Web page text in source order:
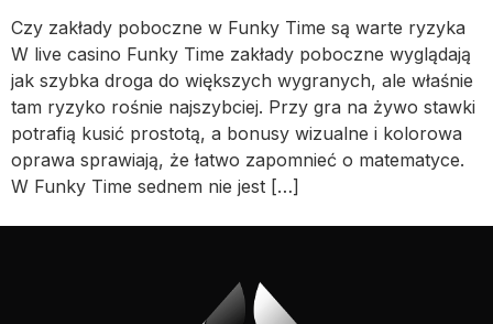
Czy zakłady poboczne w Funky Time są warte ryzyka
W live casino Funky Time zakłady poboczne wyglądają
jak szybka droga do większych wygranych, ale właśnie
tam ryzyko rośnie najszybciej. Przy gra na żywo stawki
potrafią kusić prostotą, a bonusy wizualne i kolorowa
oprawa sprawiają, że łatwo zapomnieć o matematyce.
W Funky Time sednem nie jest […]